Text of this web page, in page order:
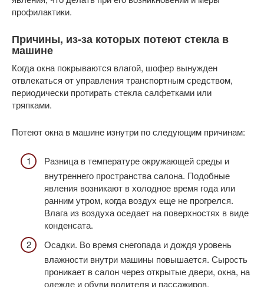
профилактики.
Причины, из-за которых потеют стекла в
машине
Когда окна покрываются влагой, шофер вынужден
отвлекаться от управления транспортным средством,
периодически протирать стекла салфетками или
тряпками.
Потеют окна в машине изнутри по следующим причинам:
Разница в температуре окружающей среды и
внутреннего пространства салона. Подобные
явления возникают в холодное время года или
ранним утром, когда воздух еще не прогрелся.
Влага из воздуха оседает на поверхностях в виде
конденсата.
Осадки. Во время снегопада и дождя уровень
влажности внутри машины повышается. Сырость
проникает в салон через открытые двери, окна, на
одежде и обуви водителя и пассажиров.